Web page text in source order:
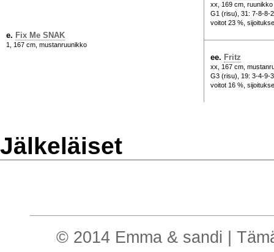
e. Fix Me SNAK
1, 167 cm, mustanruunikko
xx, 169 cm, ruunikko
G1 (risu), 31: 7-8-8-
voitot 23 %,
ee. Fritz
xx, 167 cm,
G3 (risu), 19: 3-4-9-
voitot 16 %,
Jälkeläiset
© 2014 Emma & sandi |